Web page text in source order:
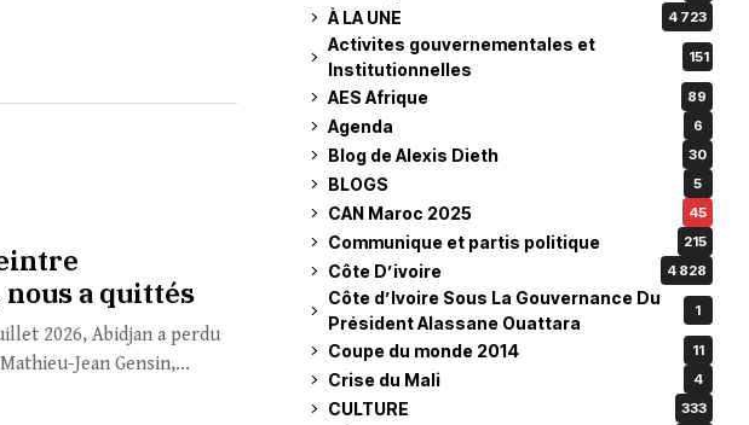
a quittés
2026, Abidjan a perdu
Jean Gensin,...
À LA UNE 4 723
Activites gouvernementales et
Institutionnelles
151
AES Afrique 89
Agenda 6
Blog de Alexis Dieth 30
BLOGS 5
CAN Maroc 2025 45
Communique et partis politique 215
Côte D’ivoire 4 828
Côte d’Ivoire Sous La Gouvernance Du
Président Alassane Ouattara
1
Coupe du monde 2014 11
Crise du Mali 4
CULTURE 333